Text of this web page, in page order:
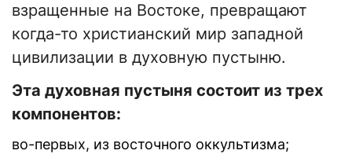
взращенные на Востоке, превращают
когда-то христианский мир западной
цивилизации в духовную пустыню.
Эта духовная пустыня состоит из трех
компонентов:
во-первых, из восточного оккультизма;